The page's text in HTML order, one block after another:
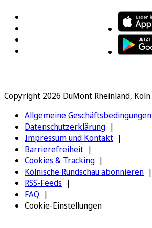
Copyright 2026 DuMont Rheinland, Köln
Allgemeine Geschäftsbedingungen
Datenschutzerklärung
Impressum und Kontakt
Barrierefreiheit
Cookies & Tracking
Kölnische Rundschau abonnieren
RSS-Feeds
FAQ
Cookie-Einstellungen